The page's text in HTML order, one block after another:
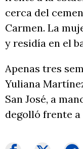
cerca del
Carmen. La
y residía en el
Apenas tres
Yuliana
San José, a
degolló frente